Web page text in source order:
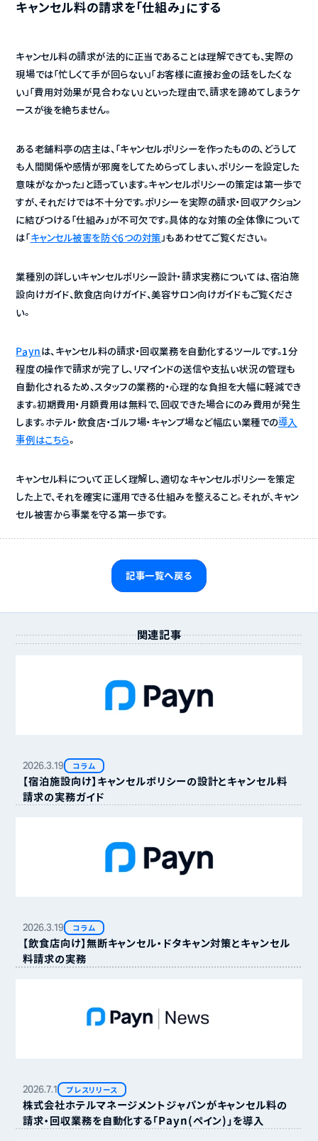
キャンセル料の請求を「仕組み」にする
キャンセル料の請求が法的に正当であることは理解できても、実際の
現場では「忙しくて手が回らない」「お客様に直接お金の話をしたくな
い」「費用対効果が見合わない」といった理由で、請求を諦めてしまうケ
ースが後を絶ちません。
ある老舗料亭の店主は、「キャンセルポリシーを作ったものの、どうして
も人間関係や感情が邪魔をしてためらってしまい、ポリシーを設定した
意味がなかった」と語っています。キャンセルポリシーの策定は第一歩で
すが、それだけでは不十分です。ポリシーを実際の請求・回収アクション
に結びつける「仕組み」が不可欠です。具体的な対策の全体像について
は「 キャンセル被害を防ぐ6つの対策 」もあわせてご覧ください。
業種別の詳しいキャンセルポリシー設計・請求実務については、宿泊施
設向けガイド、飲食店向けガイド、美容サロン向けガイドもご覧くださ
い。
Payn は、キャンセル料の請求・回収業務を自動化するツールです。1分
程度の操作で請求が完了し、リマインドの送信や支払い状況の管理も
自動化されるため、スタッフの業務的・心理的な負担を大幅に軽減でき
ます。初期費用・月額費用は無料で、回収できた場合にのみ費用が発生
します。ホテル・飲食店・ゴルフ場・キャンプ場など幅広い業種での導入
事例はこちら。
キャンセル料について正しく理解し、適切なキャンセルポリシーを策定
した上で、それを確実に運用できる仕組みを整えること。それが、キャン
セル被害から事業を守る第一歩です。
記事一覧へ戻る
関連記事
2026.3.19 コラム
【宿泊施設向け】キャンセルポリシーの設計とキャンセル料
請求の実務ガイド
2026.3.19 コラム
【飲食店向け】無断キャンセル・ドタキャン対策とキャンセル
料請求の実務
2026.7.1 プレスリリース
株式会社ホテルマネージメントジャパンがキャンセル料の
請求・回収業務を自動化する「Payn（ペイン）」を導入